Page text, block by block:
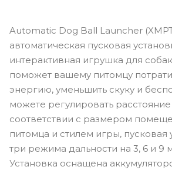
Automatic Dog Ball Launcher
автоматическая пусковая
интерактивная игрушка для
поможет вашему питомцу
энергию, уменьшить скуку и
можете регулировать
соответствии с размером
питомца и стилем игры, пусковая
три режима дальности на 3, 6 и 9
Установка оснащена